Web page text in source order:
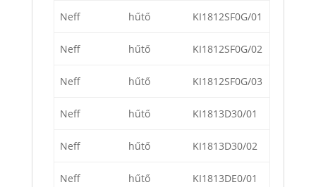
Neff hűtő KI1812SF0G/01
Neff hűtő KI1812SF0G/02
Neff hűtő KI1812SF0G/03
Neff hűtő KI1813D30/01
Neff hűtő KI1813D30/02
Neff hűtő KI1813DE0/01